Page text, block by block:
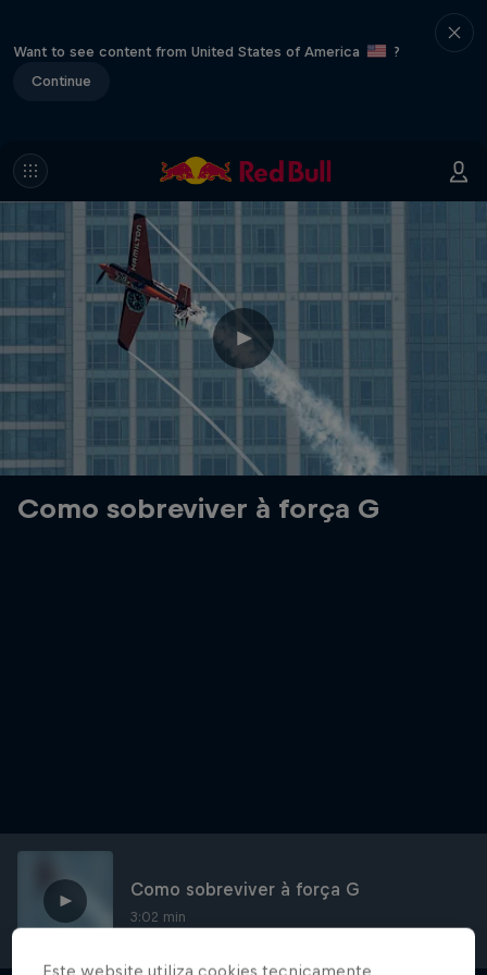
Want to see content from United States of America
?
Continue
Como sobreviver à força G
Como sobreviver à força G
3:02 min
Este website utiliza cookies tecnicamente